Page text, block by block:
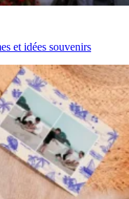
et idées souvenirs